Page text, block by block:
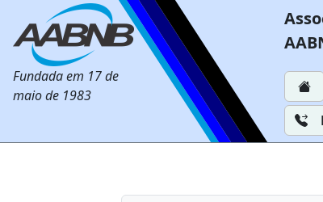
Fundada em 17 de
maio de 1983